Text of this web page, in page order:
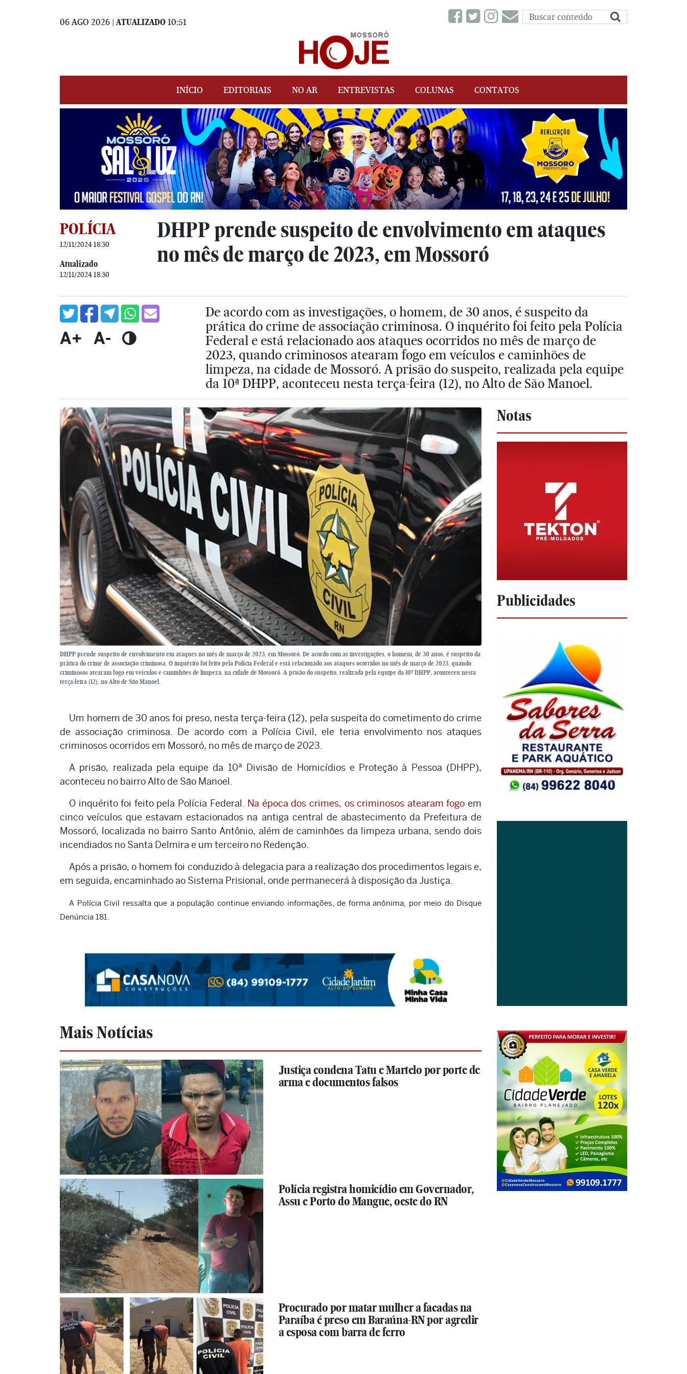
06 AGO 2026 | ATUALIZADO 10:51
INÍCIO EDITORIAIS NO AR ENTREVISTAS COLUNAS CONTATOS
POLÍCIA
12/11/2024 18:30
Atualizado
12/11/2024 18:30
DHPP prende suspeito de envolvimento em ataques
no mês de março de 2023, em Mossoró
A+ A-
De acordo com as investigações, o homem, de 30 anos, é suspeito da
prática do crime de associação criminosa. O inquérito foi feito pela Polícia
Federal e está relacionado aos ataques ocorridos no mês de março de
2023, quando criminosos atearam fogo em veículos e caminhões de
limpeza, na cidade de Mossoró. A prisão do suspeito, realizada pela equipe
da 10ª DHPP, aconteceu nesta terça-feira (12), no Alto de São Manoel.
DHPP prende suspeito de envolvimento em ataques no mês de março de 2023, em Mossoró. De acordo com as investigações, o homem, de 30 anos, é suspeito da
prática do crime de associação criminosa. O inquérito foi feito pela Polícia Federal e está relacionado aos ataques ocorridos no mês de março de 2023, quando
criminosos atearam fogo em veículos e caminhões de limpeza, na cidade de Mossoró. A prisão do suspeito, realizada pela equipe da 10ª DHPP, aconteceu nesta
terça-feira (12), no Alto de São Manoel.
Um homem de 30 anos foi preso, nesta terça-feira (12), pela suspeita do cometimento do crime
de associação criminosa. De acordo com a Polícia Civil, ele teria envolvimento nos ataques
criminosos ocorridos em Mossoró, no mês de março de 2023.
A prisão, realizada pela equipe da 10ª Divisão de Homicídios e Proteção à Pessoa (DHPP),
aconteceu no bairro Alto de São Manoel.
O inquérito foi feito pela Polícia Federal. Na época dos crimes, os criminosos atearam fogoem
cinco veículos que estavam estacionados na antiga central de abastecimento da Prefeitura de
Mossoró, localizada no bairro Santo Antônio, além de caminhões da limpeza urbana, sendo dois
incendiados no Santa Delmira e um terceiro no Redenção.
Após a prisão, o homem foi conduzido à delegacia para a realização dos procedimentos legais e,
em seguida, encaminhado ao Sistema Prisional, onde permanecerá à disposição da Justiça.
A Polícia Civil ressalta que a população continue enviando informações, de forma anônima, por meio do Disque
Denúncia 181.
Mais Notícias
Justiça condena Tatu e Martelo por porte de
arma e documentos falsos
Polícia registra homicídio em Governador,
Assu e Porto do Mangue, oeste do RN
Procurado por matar mulher a facadas na
Paraíba é preso em Baraúna-RN por agredir
a esposa com barra de ferro
Notas
Publicidades